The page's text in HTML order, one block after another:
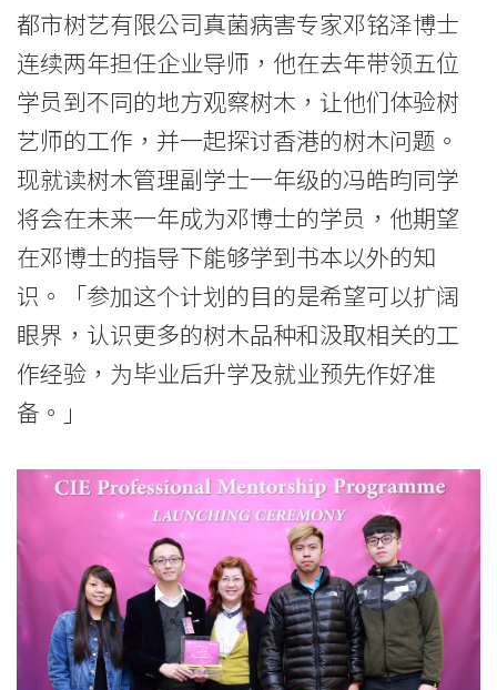
都市树艺有限公司真菌病害专家邓铭泽博士
连续两年担任企业导师，他在去年带领五位
学员到不同的地方观察树木，让他们体验树
艺师的工作，并一起探讨香港的树木问题。
现就读树木管理副学士一年级的冯皓昀同学
将会在未来一年成为邓博士的学员，他期望
在邓博士的指导下能够学到书本以外的知
识。「参加这个计划的目的是希望可以扩阔
眼界，认识更多的树木品种和汲取相关的工
作经验，为毕业后升学及就业预先作好准
备。」